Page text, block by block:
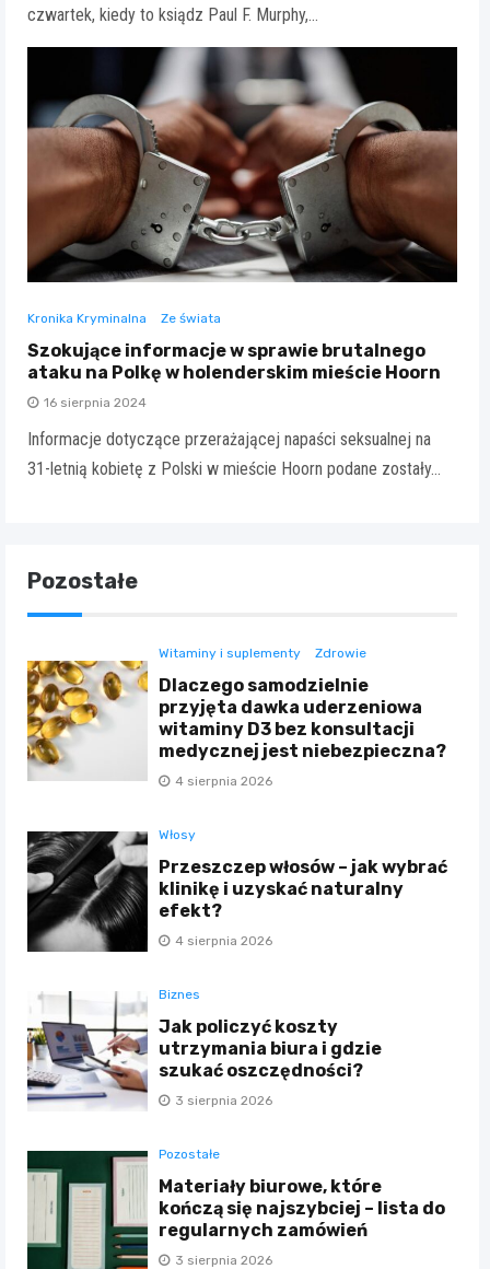
czwartek, kiedy to ksiądz Paul F. Murphy,…
Kronika Kryminalna Ze świata
Szokujące informacje w sprawie brutalnego
ataku na Polkę w holenderskim mieście Hoorn
16 sierpnia 2024
Informacje dotyczące przerażającej napaści seksualnej na
31-letnią kobietę z Polski w mieście Hoorn podane zostały…
Pozostałe
Witaminy i suplementy Zdrowie
Dlaczego samodzielnie
przyjęta dawka uderzeniowa
witaminy D3 bez konsultacji
medycznej jest niebezpieczna?
4 sierpnia 2026
Włosy
Przeszczep włosów – jak wybrać
klinikę i uzyskać naturalny
efekt?
4 sierpnia 2026
Biznes
Jak policzyć koszty
utrzymania biura i gdzie
szukać oszczędności?
3 sierpnia 2026
Pozostałe
Materiały biurowe, które
kończą się najszybciej – lista do
regularnych zamówień
3 sierpnia 2026